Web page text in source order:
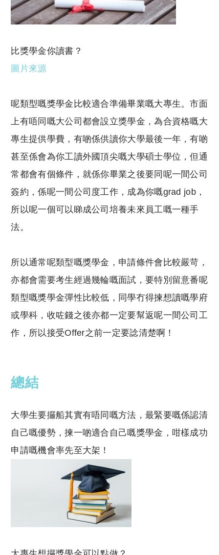
比獎學金你讀書？
圖片來源
呢類型嘅獎學金比較適合準備畢業嘅大專生。市面
上有唔同嘅大公司都會設立獎學金，為合資格嘅大
專生提供學費，有啲係供讀你大學最後一年，有啲
甚至係會為你工讀外國頂尖嘅大學碩士學位，但通
常都會有個條件，就係你畢業之後要同呢一間公司
簽約，係呢一間公司度工作，成為你嘅grad job，
所以呢一個可以睇成公司培養未來員工嘅一種手
法。
所以通常呢類型嘅獎學金，申請條件會比較嚴苛，
亦都會需要考生經過幾輪嘅面試，要特別留意番呢
類型嘅獎學金彈性比較低，同學冇得揀想讀嘅學府
或學科，收咗錢之後亦都一定要幫返呢一間公司工
作，所以接受Offer之前一定要諗清楚啊！
總結
大學生要攞船其實有唔同嘅方法，最緊要嘅係認清
自己嘅優勢，揀一啲適合自己嘅獎學金，咁樣成功
申請嘅機會率先至大架！